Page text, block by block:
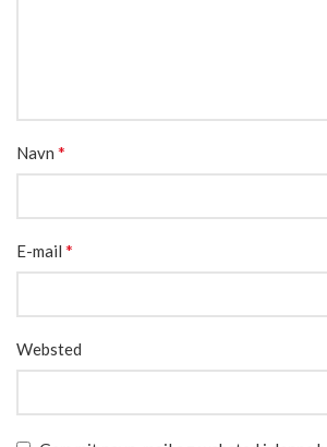
Navn *
E-mail *
Websted